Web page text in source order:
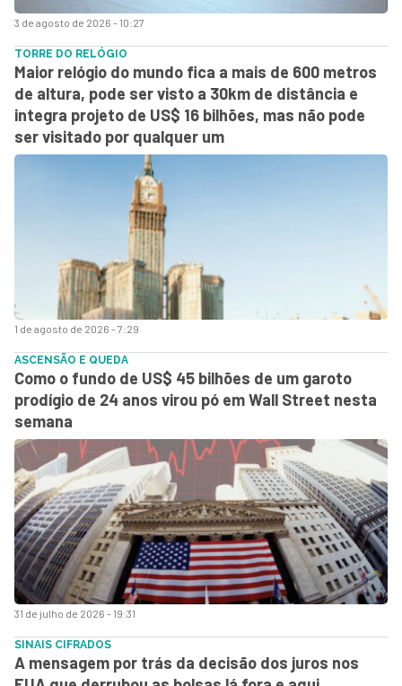
3 de agosto de 2026 - 10:27
1 de agosto de 2026 - 7:29
TORRE DO RELÓGIO
Maior relógio do mundo fica a mais de 600 metros
de altura, pode ser visto a 30km de distância e
integra projeto de US$ 16 bilhões, mas não pode
ser visitado por qualquer um
31 de julho de 2026 - 19:31
ASCENSÃO E QUEDA
Como o fundo de US$ 45 bilhões de um garoto
prodígio de 24 anos virou pó em Wall Street nesta
semana
SINAIS CIFRADOS
A mensagem por trás da decisão dos juros nos